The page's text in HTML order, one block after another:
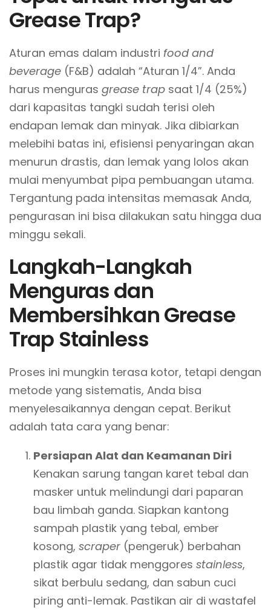
Grease Trap?
Aturan emas dalam industri food and
beverage (F&B) adalah “Aturan 1/4”. Anda
harus menguras grease trap saat 1/4 (25%)
dari kapasitas tangki sudah terisi oleh
endapan lemak dan minyak. Jika dibiarkan
melebihi batas ini, efisiensi penyaringan akan
menurun drastis, dan lemak yang lolos akan
mulai menyumbat pipa pembuangan utama.
Tergantung pada intensitas memasak Anda,
pengurasan ini bisa dilakukan satu hingga dua
minggu sekali.
Langkah-Langkah
Menguras dan
Membersihkan Grease
Trap Stainless
Proses ini mungkin terasa kotor, tetapi dengan
metode yang sistematis, Anda bisa
menyelesaikannya dengan cepat. Berikut
adalah tata cara yang benar:
Persiapan Alat dan Keamanan Diri
Kenakan sarung tangan karet tebal dan
masker untuk melindungi dari paparan
bau limbah ganda. Siapkan kantong
sampah plastik yang tebal, ember
kosong, scraper (pengeruk) berbahan
plastik agar tidak menggores stainless,
sikat berbulu sedang, dan sabun cuci
piring anti-lemak. Pastikan air di wastafel